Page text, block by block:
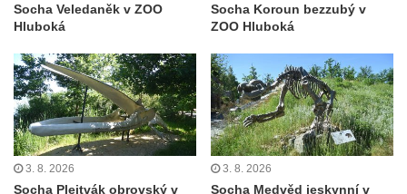
ZOO Dresden
Vltavou
Pamětní kámen revitalizace Vltavy Vraňany
– Hořín u Lužce nad Vltavou
Strom svobody a památník 100 let republiky
a 30. výročí listopadu 1989 v Hrobčicích
Socha Veledaněk v ZOO
Hluboká
Socha Koroun bezzubý v
ZOO Hluboká
3. 8. 2026
Socha Plejtvák obrovský v
3. 8. 2026
Socha Medvěd jeskynní v